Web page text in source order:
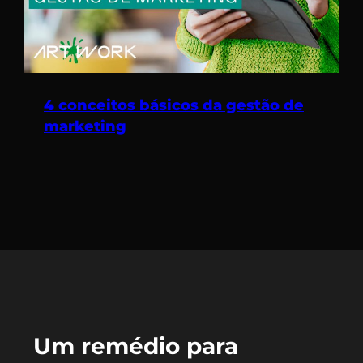
4 conceitos básicos da gestão de
marketing
Um remédio para